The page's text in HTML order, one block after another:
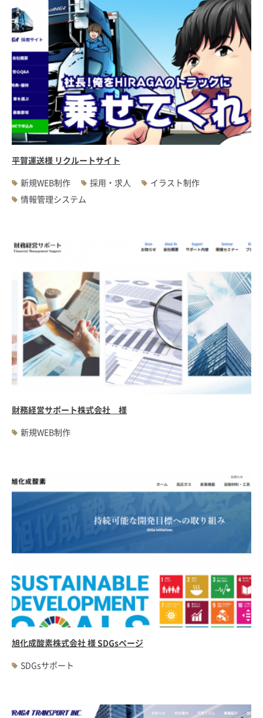
平賀運送様 リクルートサイト
新規WEB制作
採用・求人
イラスト制作
情報管理システム
財務経営サポート株式会社 様
新規WEB制作
旭化成酸素株式会社 様 SDGsページ
SDGsサポート